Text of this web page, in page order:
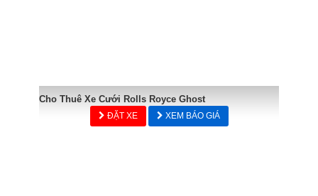
Cho Thuê Xe Cưới Rolls Royce Ghost
ĐẶT XE XEM BÁO GIÁ